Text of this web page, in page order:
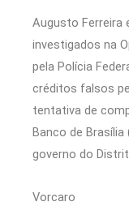
Augusto Ferreira
investigados na
pela Polícia
créditos falsos
tentativa de
Banco de
governo do
Vorcaro